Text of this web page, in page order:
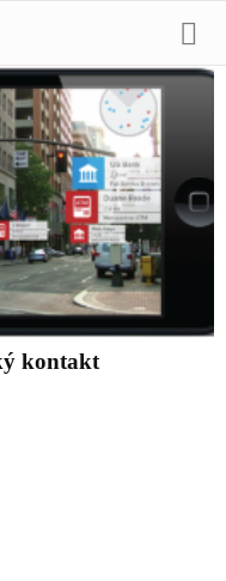
kontakt